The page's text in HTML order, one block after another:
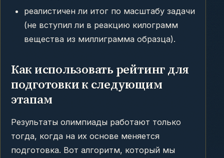
реалистичен ли итог по масштабу задачи
(не вступил ли в реакцию килограмм
вещества из миллиграмма образца).
Как использовать рейтинг для
подготовки к следующим
этапам
Результаты олимпиады работают только
тогда, когда на их основе меняется
подготовка. Вот алгоритм, который мы